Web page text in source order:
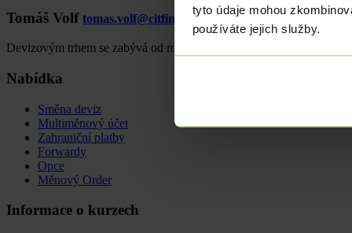
tyto údaje mohou
používáte jejich služby.
Tomáš Volf tomas.volf@citfin.cz +420 733 129 381
Devizovým trhem se zabývá od roku 2005 a analytické činnosti se
Nabídka
Směna deviz
Multiměnový účet
Zahraniční platby
Forwardy
Opce
Měnový Order
Informace o kurzech